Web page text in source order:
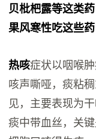
贝枇杷露等这类
果风寒性吃这些
热咳症状以咽喉
咳声嘶哑，痰粘
见，主要表现为
痰中带血丝，关